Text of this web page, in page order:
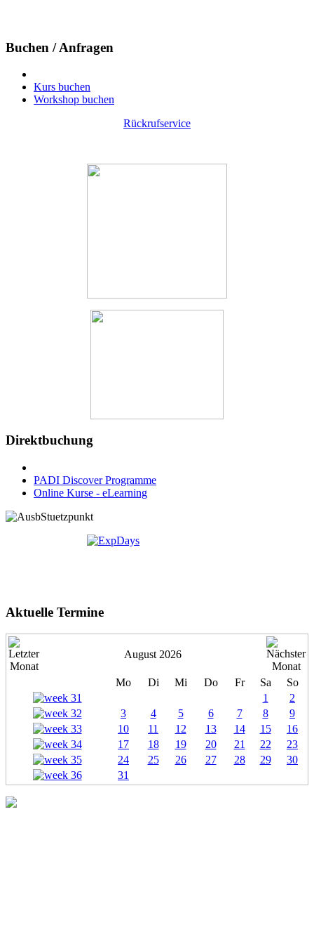
Buchen / Anfragen
Kurs buchen
Workshop buchen
Rückrufservice
Direktbuchung
PADI Discover Programme
Online Kurse - eLearning
Aktuelle Termine
August 2026
Mo Di Mi Do Fr Sa
So
1
2
3
4 5 6 7 8
9
10
11 12 13 14 15
16
17
18 19 20 21 22
23
24
25 26 27 28 29
30
31